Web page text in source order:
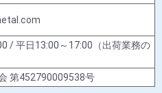
/ 平日13:00～17:00（出荷業務の
第452790009538号